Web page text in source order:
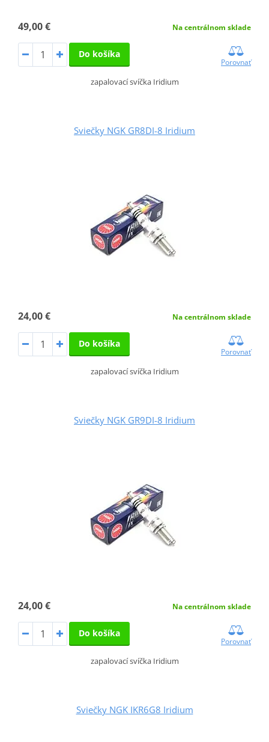
49,00 € Na centrálnom sklade
Do košíka
Porovnať
zapalovací svíčka Iridium
Sviečky NGK GR8DI-8 Iridium
24,00 € Na centrálnom sklade
Do košíka
Porovnať
zapalovací svíčka Iridium
Sviečky NGK GR9DI-8 Iridium
24,00 € Na centrálnom sklade
Do košíka
Porovnať
zapalovací svíčka Iridium
Sviečky NGK IKR6G8 Iridium